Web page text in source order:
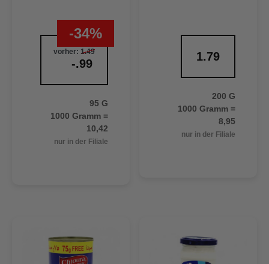
-34%
vorher: 1.49
-.99
95 G
1000 Gramm =
10,42
nur in der Filiale
1.79
200 G
1000 Gramm =
8,95
nur in der Filiale